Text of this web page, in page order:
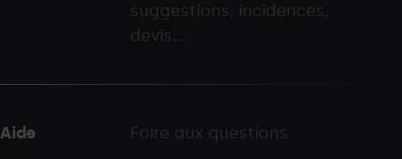
suggestions, incidences,
devis...
Aide Foire aux questions